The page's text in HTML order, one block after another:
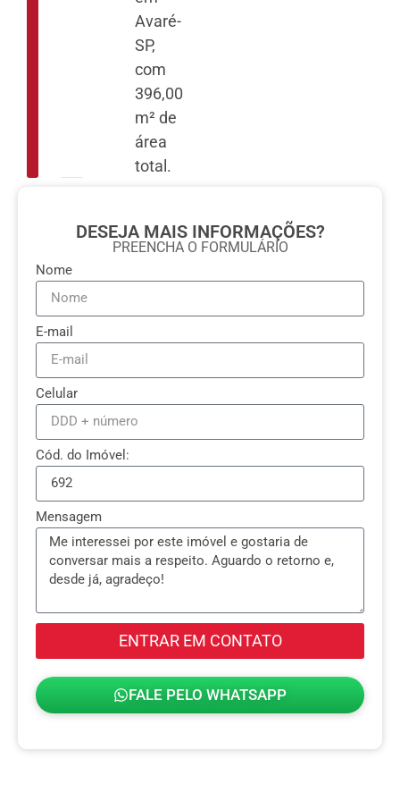
Avaré-
SP,
com
396,00
m² de
área
total.
DESEJA MAIS INFORMAÇÕES?
PREENCHA O FORMULÁRIO
Nome
E-mail
Celular
Cód. do Imóvel:
Mensagem
ENTRAR EM CONTATO
FALE PELO WHATSAPP